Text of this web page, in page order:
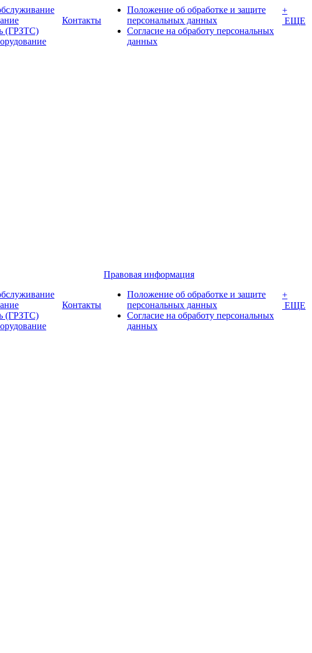
(ГРЗТС)
Контакты
Положение об обработке и защите
персональных данных
Согласие на обработу персональных
данных
+
ЕЩЕ
(ГРЗТС)
Контакты
Правовая информация
Положение об обработке и защите
персональных данных
Согласие на обработу персональных
данных
+
ЕЩЕ